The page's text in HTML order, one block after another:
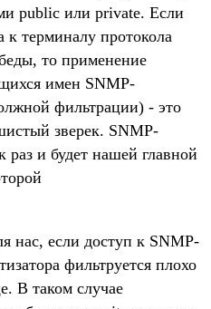
public или private. Если
к терминалу протокола
то применение
имен SNMP-
фильтрации) - это
зверек. SNMP-
раз и будет нашей главной
нас, если доступ к SNMP-
фильтруется плохо
В таком случае